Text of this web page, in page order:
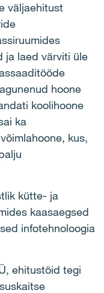
väljaehitust
ja laed värviti üle
hoone
koolihoone
ka
kus,
kütte- ja
kaasaegsed
infotehnoloogia
ehitustöid tegi